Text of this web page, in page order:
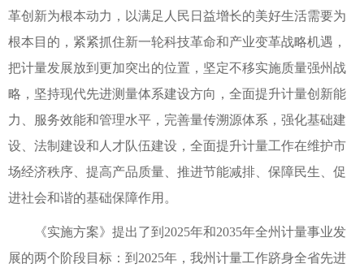
革创新为根本动力，以满足人民日益增长的美好生活需要为
根本目的，紧紧抓住新一轮科技革命和产业变革战略机遇，
把计量发展放到更加突出的位置，坚定不移实施质量强州战
略，坚持现代先进测量体系建设方向，全面提升计量创新能
力、服务效能和管理水平，完善量传溯源体系，强化基础建
设、法制建设和人才队伍建设，全面提升计量工作在维护市
场经济秩序、提高产品质量、推进节能减排、保障民生、促
进社会和谐的基础保障作用。
《实施方案》提出了到2025年和2035年全州计量事业发
展的两个阶段目标：到2025年，我州计量工作跻身全省先进